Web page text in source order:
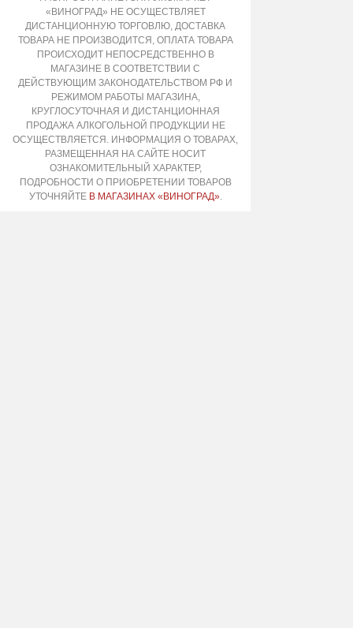
«ВИНОГРАД» НЕ ОСУЩЕСТВЛЯЕТ
ДИСТАНЦИОННУЮ ТОРГОВЛЮ, ДОСТАВКА
ТОВАРА НЕ ПРОИЗВОДИТСЯ, ОПЛАТА ТОВАРА
ПРОИСХОДИТ НЕПОСРЕДСТВЕННО В
МАГАЗИНЕ В СООТВЕТСТВИИ С
ДЕЙСТВУЮЩИМ ЗАКОНОДАТЕЛЬСТВОМ РФ И
РЕЖИМОМ РАБОТЫ МАГАЗИНА,
КРУГЛОСУТОЧНАЯ И ДИСТАНЦИОННАЯ
ПРОДАЖА АЛКОГОЛЬНОЙ ПРОДУКЦИИ НЕ
ОСУЩЕСТВЛЯЕТСЯ. ИНФОРМАЦИЯ О ТОВАРАХ,
РАЗМЕЩЕННАЯ НА САЙТЕ НОСИТ
ОЗНАКОМИТЕЛЬНЫЙ ХАРАКТЕР,
ПОДРОБНОСТИ О ПРИОБРЕТЕНИИ ТОВАРОВ
УТОЧНЯЙТЕ В МАГАЗИНАХ «ВИНОГРАД».